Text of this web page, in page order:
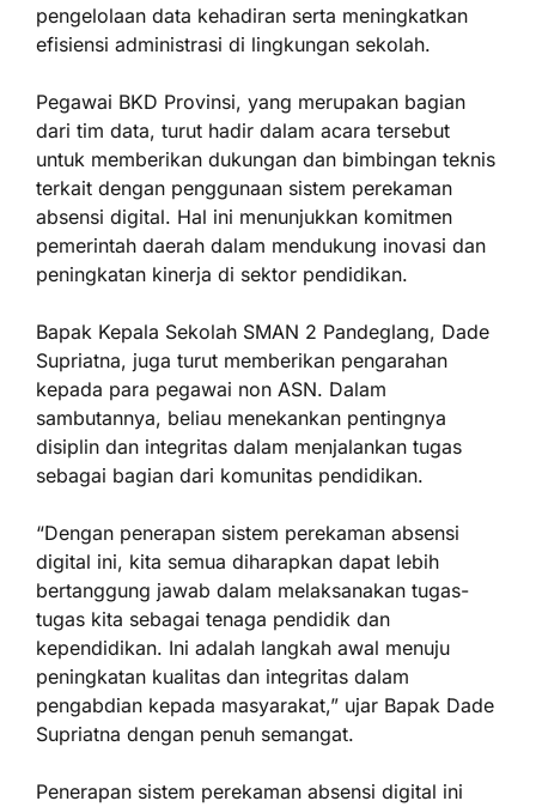
pengelolaan data kehadiran serta meningkatkan
efisiensi administrasi di lingkungan sekolah.
Pegawai BKD Provinsi, yang merupakan bagian
dari tim data, turut hadir dalam acara tersebut
untuk memberikan dukungan dan bimbingan teknis
terkait dengan penggunaan sistem perekaman
absensi digital. Hal ini menunjukkan komitmen
pemerintah daerah dalam mendukung inovasi dan
peningkatan kinerja di sektor pendidikan.
Bapak Kepala Sekolah SMAN 2 Pandeglang, Dade
Supriatna, juga turut memberikan pengarahan
kepada para pegawai non ASN. Dalam
sambutannya, beliau menekankan pentingnya
disiplin dan integritas dalam menjalankan tugas
sebagai bagian dari komunitas pendidikan.
“Dengan penerapan sistem perekaman absensi
digital ini, kita semua diharapkan dapat lebih
bertanggung jawab dalam melaksanakan tugas-
tugas kita sebagai tenaga pendidik dan
kependidikan. Ini adalah langkah awal menuju
peningkatan kualitas dan integritas dalam
pengabdian kepada masyarakat,” ujar Bapak Dade
Supriatna dengan penuh semangat.
Penerapan sistem perekaman absensi digital ini